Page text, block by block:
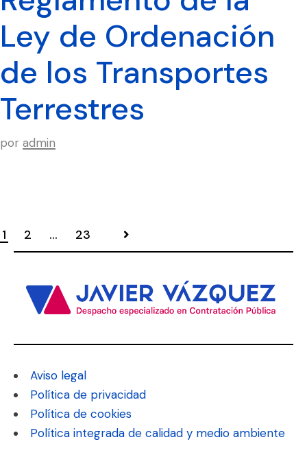
Ley de Ordenación
de los Transportes
Terrestres
por admin
1 2 … 23
Aviso legal
Política de privacidad
Política de cookies
Política integrada de calidad y medio ambiente